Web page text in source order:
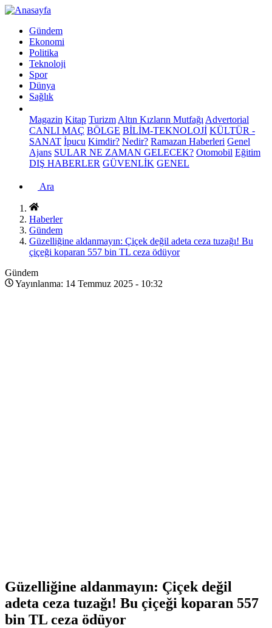
Gündem
Ekonomi
Politika
Teknoloji
Spor
Dünya
Sağlık
Magazin Kitap Turizm Altın Kızların Mutfağı Advertorial
CANLI MAÇ BÖLGE BİLİM-TEKNOLOJİ KÜLTÜR -
SANAT İpucu Kimdir? Nedir? Ramazan Haberleri Genel
Ajans SULAR NE ZAMAN GELECEK? Otomobil Eğitim
DIŞ HABERLER GÜVENLİK GENEL
Ara
Haberler
Gündem
Güzelliğine aldanmayın: Çiçek değil adeta ceza tuzağı! Bu
çiçeği koparan 557 bin TL ceza ödüyor
Gündem
Yayınlanma: 14 Temmuz 2025 - 10:32
Güzelliğine aldanmayın: Çiçek değil
adeta ceza tuzağı! Bu çiçeği koparan 557
bin TL ceza ödüyor